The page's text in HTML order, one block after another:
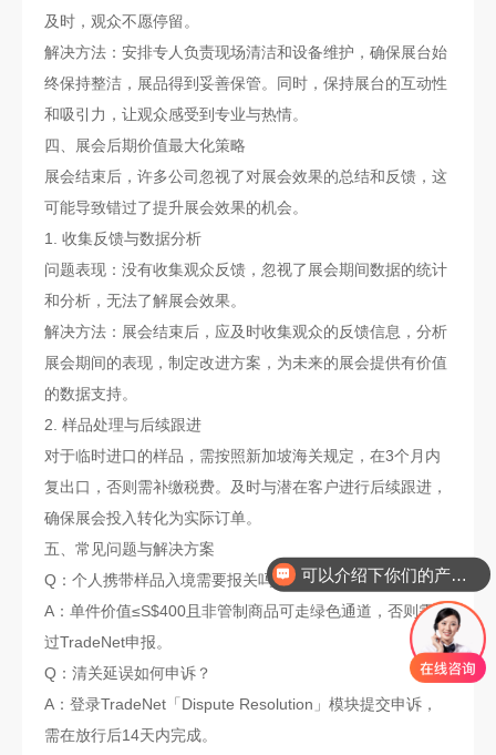
及时，观众不愿停留。
解决方法：安排专人负责现场清洁和设备维护，确保展台始
终保持整洁，展品得到妥善保管。同时，保持展台的互动性
和吸引力，让观众感受到专业与热情。
四、展会后期价值最大化策略
展会结束后，许多公司忽视了对展会效果的总结和反馈，这
可能导致错过了提升展会效果的机会。
1. 收集反馈与数据分析
问题表现：没有收集观众反馈，忽视了展会期间数据的统计
和分析，无法了解展会效果。
解决方法：展会结束后，应及时收集观众的反馈信息，分析
展会期间的表现，制定改进方案，为未来的展会提供有价值
的数据支持。
2. 样品处理与后续跟进
对于临时进口的样品，需按照新加坡海关规定，在3个月内
复出口，否则需补缴税费。及时与潜在客户进行后续跟进，
确保展会投入转化为实际订单。
五、常见问题与解决方案
Q：个人携带样品入境需要报关吗？
A：单件价值≤S$400且非管制商品可走绿色通道，否则需通
过TradeNet申报。
Q：清关延误如何申诉？
A：登录TradeNet「Dispute Resolution」模块提交申诉，
需在放行后14天内完成。
你们是怎么收费的呢